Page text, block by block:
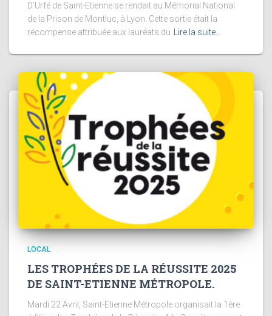
D’Urfé de Saint-Etienne se rendait au Mémorial National
de la Prison de Montluc, à Lyon. Cette sortie était la
récompense attribuée aux lauréats du
Lire la suite…
LOCAL
LES TROPHÉES DE LA RÉUSSITE 2025
DE SAINT-ETIENNE MÉTROPOLE.
Mardi 22 Avril, Saint-Etienne Métropole organisait la 1ère